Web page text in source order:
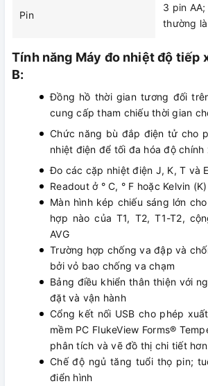
Pin
3 pin
thường
Tính năng Máy đo nhiệt độ tiếp
B:
Đồng hồ thời gian tương đối
cung cấp tham chiếu thời gian
Chức năng bù đắp điện tử cho
nhiệt điện để tối đa hóa độ
Đo các cặp nhiệt điện J, K, T và E
Readout ở ° C, ° F hoặc Kelvin (K)
Màn hình kép chiếu sáng lớn
hợp nào của T1, T2, T1-T2,
AVG
Trường hợp chống va đập và
bởi vỏ bao chống va chạm
Bảng điều khiển thân thiện với
đặt và vận hành
Cổng kết nối USB cho phép
mềm PC FlukeView Forms®
phân tích và vẽ đồ thị chi tiết
Chế độ ngủ tăng tuổi thọ pin;
điển hình